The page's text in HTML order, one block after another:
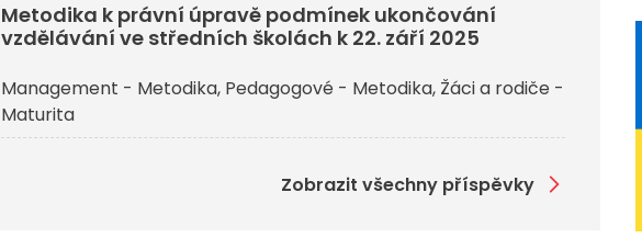
Metodika k právní úpravě podmínek ukončování
vzdělávání ve středních školách k 22. září 2025
Management - Metodika Pedagogové - Metodika Žáci a rodiče -
Maturita
Zobrazit všechny příspěvky